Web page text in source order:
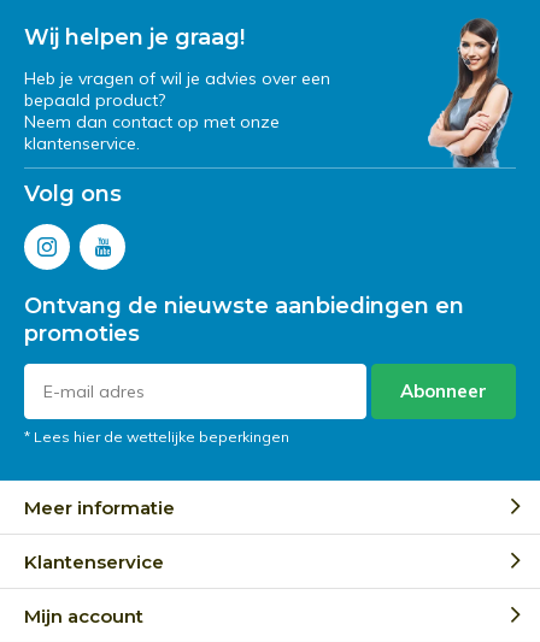
Wij helpen je graag!
Heb je vragen of wil je advies over een
bepaald product?
Neem dan contact op met onze
klantenservice.
Volg ons
Ontvang de nieuwste aanbiedingen en
promoties
Abonneer
* Lees hier de wettelijke beperkingen
Meer informatie
Klantenservice
Mijn account